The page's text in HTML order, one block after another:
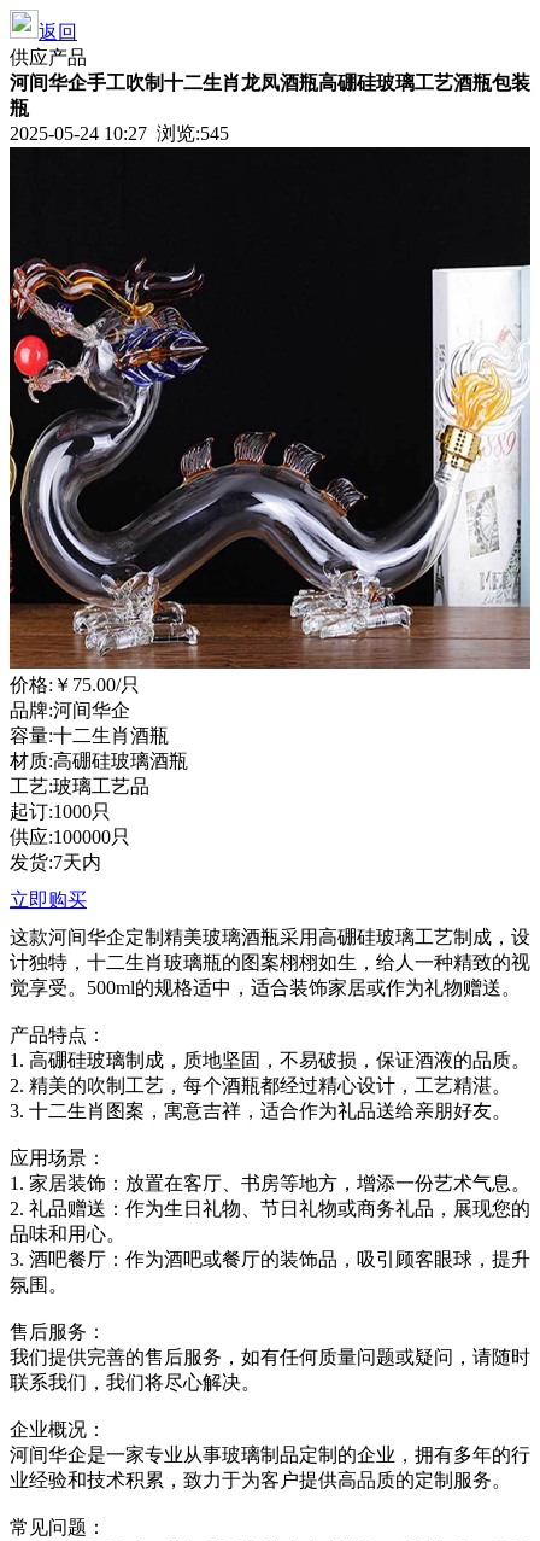
返回
供应产品
河间华企手工吹制十二生肖龙凤酒瓶高硼硅玻璃工艺酒瓶包装
瓶
2025-05-24 10:27 浏览:545
价格: ￥75.00/只
品牌:河间华企
容量:十二生肖酒瓶
材质:高硼硅玻璃酒瓶
工艺:玻璃工艺品
起订:1000只
供应:100000只
发货:7天内
立即购买
这款河间华企定制精美玻璃酒瓶采用高硼硅玻璃工艺制成，设
计独特，十二生肖玻璃瓶的图案栩栩如生，给人一种精致的视
觉享受。500ml的规格适中，适合装饰家居或作为礼物赠送。
产品特点：
1. 高硼硅玻璃制成，质地坚固，不易破损，保证酒液的品质。
2. 精美的吹制工艺，每个酒瓶都经过精心设计，工艺精湛。
3. 十二生肖图案，寓意吉祥，适合作为礼品送给亲朋好友。
应用场景：
1. 家居装饰：放置在客厅、书房等地方，增添一份艺术气息。
2. 礼品赠送：作为生日礼物、节日礼物或商务礼品，展现您的
品味和用心。
3. 酒吧餐厅：作为酒吧或餐厅的装饰品，吸引顾客眼球，提升
氛围。
售后服务：
我们提供完善的售后服务，如有任何质量问题或疑问，请随时
联系我们，我们将尽心解决。
企业概况：
河间华企是一家专业从事玻璃制品定制的企业，拥有多年的行
业经验和技术积累，致力于为客户提供高品质的定制服务。
常见问题：